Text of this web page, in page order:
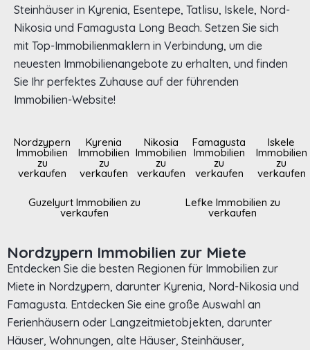
Steinhäuser in Kyrenia, Esentepe, Tatlisu, Iskele, Nord-
Nikosia und Famagusta Long Beach. Setzen Sie sich
mit Top-Immobilienmaklern in Verbindung, um die
neuesten Immobilienangebote zu erhalten, und finden
Sie Ihr perfektes Zuhause auf der führenden
Immobilien-Website!
Nordzypern
Immobilien
zu
verkaufen
Kyrenia
Immobilien
zu
verkaufen
Nikosia
Immobilien
zu
verkaufen
Famagusta
Immobilien
zu
verkaufen
Iskele
Immobilien
zu
verkaufen
Guzelyurt Immobilien zu
verkaufen
Lefke Immobilien zu
verkaufen
Nordzypern Immobilien zur Miete
Entdecken Sie die besten Regionen für Immobilien zur
Miete in Nordzypern, darunter Kyrenia, Nord-Nikosia und
Famagusta. Entdecken Sie eine große Auswahl an
Ferienhäusern oder Langzeitmietobjekten, darunter
Häuser, Wohnungen, alte Häuser, Steinhäuser,